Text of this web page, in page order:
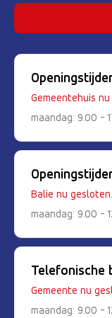
Gemeentehuis
maandag: 9.00 -
Balie nu gesloten.
maandag: 9.00 -
Telefonische
Gemeente nu
maandag: 9.00 -